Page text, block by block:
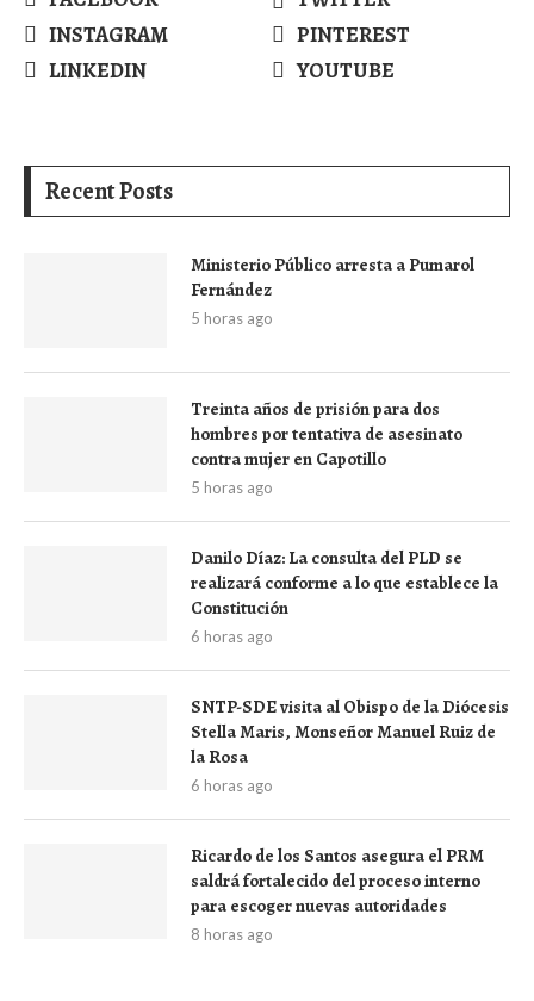
INSTAGRAM
PINTEREST
LINKEDIN
YOUTUBE
Recent Posts
Ministerio Público arresta a Pumarol
Fernández
5 horas ago
Treinta años de prisión para dos
hombres por tentativa de asesinato
contra mujer en Capotillo
5 horas ago
Danilo Díaz: La consulta del PLD se
realizará conforme a lo que establece la
Constitución
6 horas ago
SNTP-SDE visita al Obispo de la Diócesis
Stella Maris, Monseñor Manuel Ruiz de
la Rosa
6 horas ago
Ricardo de los Santos asegura el PRM
saldrá fortalecido del proceso interno
para escoger nuevas autoridades
8 horas ago